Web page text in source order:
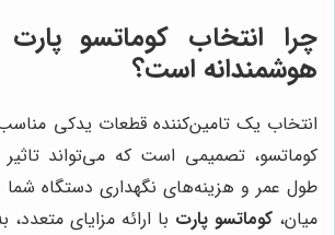
چرا انتخاب کوماتسو پارت
هوشمندانه است؟
انتخاب یک تامین‌کننده قطعات یدکی
کوماتسو، تصمیمی است که می‌تواند تاثیر
طول عمر و هزینه‌های نگهداری دستگاه شما
میان، کوماتسو پارت با ارائه مزایای